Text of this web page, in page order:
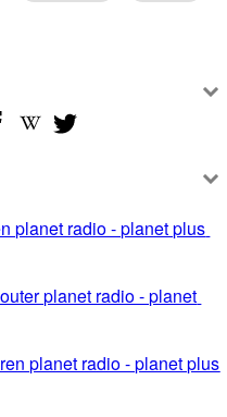
planet radio - planet plus
planet radio - planet
planet radio - planet plus